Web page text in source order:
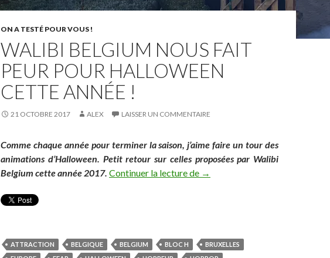
ON A TESTÉ POUR VOUS !
WALIBI BELGIUM NOUS FAIT
PEUR POUR HALLOWEEN
CETTE ANNÉE !
21 OCTOBRE 2017 ALEX LAISSER UN COMMENTAIRE
Comme chaque année pour terminer la saison, j’aime faire un tour des
animations d’Halloween. Petit retour sur celles proposées par Walibi
Belgium cette année 2017. Continuer la lecture de Walibi Belgium nous fait peur
→
ATTRACTION BELGIQUE BELGIUM BLOC H
BRUXELLES